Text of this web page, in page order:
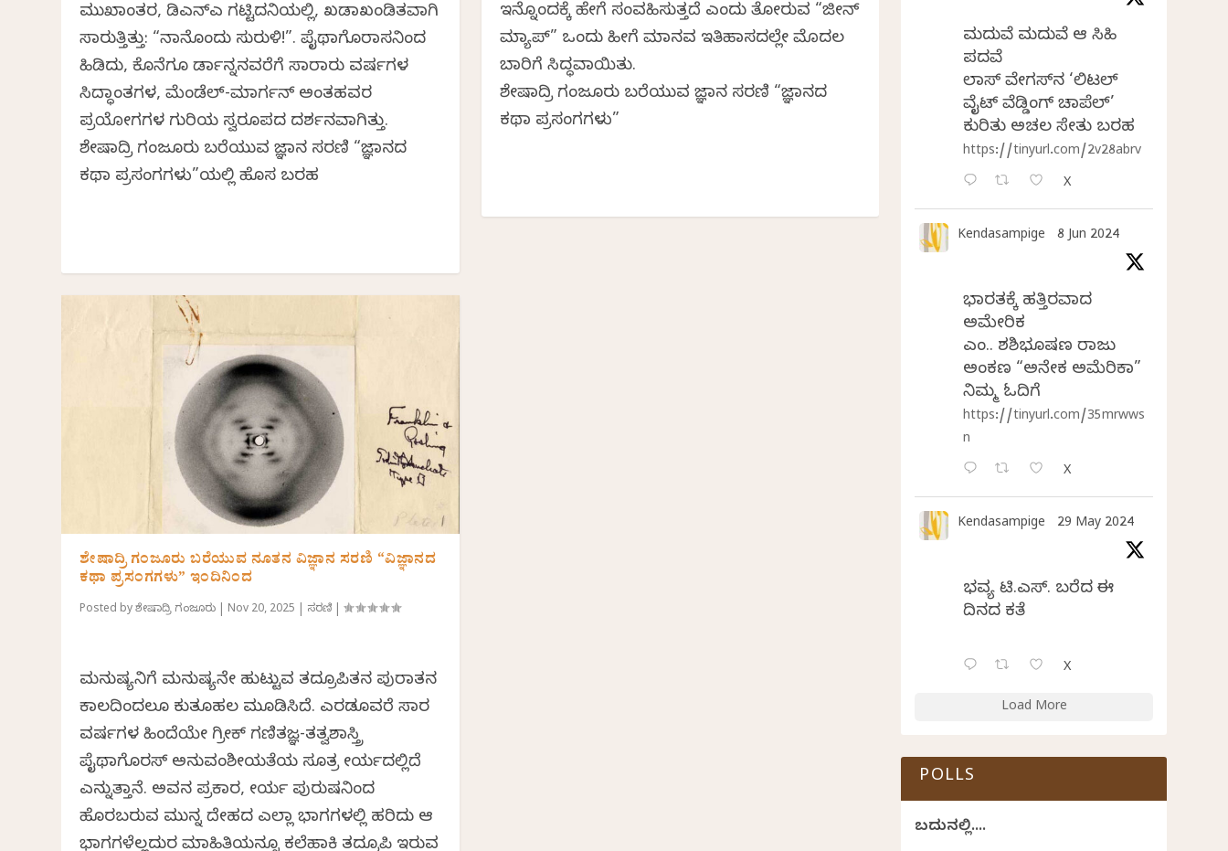
ಮುಖಾಂತರ, ಡಿಎನ್‌ಎ ಗಟ್ಟಿದನಿಯಲ್ಲಿ, ಖಡಾಖಂಡಿತವಾಗಿ
ಸಾರುತ್ತಿತ್ತು: “ನಾನೊಂದು ಸುರುಳಿ!”. ಪೈಥಾಗೊರಾಸನಿಂದ
ಹಿಡಿದು, ಕೊನೆಗೂ ಡಾರ್ವಿನ್ನನವರೆಗೆ ಸಾವಿರಾರು ವರ್ಷಗಳ
ಸಿದ್ಧಾಂತಗಳ, ಮೆಂಡೆಲ್-ಮಾರ್ಗನ್ ಅಂತಹವರ
ಪ್ರಯೋಗಗಳ ಗುರಿಯ ಸ್ವರೂಪದ ದರ್ಶನವಾಗಿತ್ತು.
ಶೇಷಾದ್ರಿ ಗಂಜೂರು ಬರೆಯುವ ವಿಜ್ಞಾನ ಸರಣಿ “ವಿಜ್ಞಾನದ
ಕಥಾ ಪ್ರಸಂಗಗಳು”ಯಲ್ಲಿ ಹೊಸ ಬರಹ
ಶೇಷಾದ್ರಿ ಗಂಜೂರು ಬರೆಯುವ ನೂತನ ವಿಜ್ಞಾನ ಸರಣಿ “ವಿಜ್ಞಾನದ
ಕಥಾ ಪ್ರಸಂಗಗಳು” ಇಂದಿನಿಂದ
Posted byಶೇಷಾದ್ರಿ ಗಂಜೂರು Nov 20, 2025 ಸರಣಿ |
ಮನುಷ್ಯನಿಗೆ ಮನುಷ್ಯನೇ ಹುಟ್ಟುವ ತದ್ರೂಪಿತನ ಪುರಾತನ
ಕಾಲದಿಂದಲೂ ಕುತೂಹಲ ಮೂಡಿಸಿದೆ. ಎರಡೂವರೆ ಸಾವಿರ
ವರ್ಷಗಳ ಹಿಂದೆಯೇ ಗ್ರೀಕ್ ಗಣಿತಜ್ಞ-ತತ್ವಶಾಸ್ತ್ರಿ
ಪೈಥಾಗೊರಸ್ ಅನುವಂಶೀಯತೆಯ ಸೂತ್ರ ವೀರ್ಯದಲ್ಲಿದೆ
ಎನ್ನುತ್ತಾನೆ. ಅವನ ಪ್ರಕಾರ, ವೀರ್ಯ ಪುರುಷನಿಂದ
ಹೊರಬರುವ ಮುನ್ನ ದೇಹದ ಎಲ್ಲಾ ಭಾಗಗಳಲ್ಲಿ ಹರಿದು ಆ
ಭಾಗಗಳೆಲ್ಲದುರ ಮಾಹಿತಿಯನ್ನೂ ಕಲೆಹಾಕಿ ತದ್ರೂಪಿ ಇರುವ
ಇನ್ನೊಂದಕ್ಕೆ ಹೇಗೆ ಸಂವಹಿಸುತ್ತದೆ ಎಂದು ತೋರುವ “ಜೀನ್
ಮ್ಯಾಪ್” ಒಂದು ಹೀಗೆ ಮಾನವ ಇತಿಹಾಸದಲ್ಲೇ ಮೊದಲ
ಬಾರಿಗೆ ಸಿದ್ಧವಾಯಿತು.
ಶೇಷಾದ್ರಿ ಗಂಜೂರು ಬರೆಯುವ ವಿಜ್ಞಾನ ಸರಣಿ “ವಿಜ್ಞಾನದ
ಕಥಾ ಪ್ರಸಂಗಗಳು”
ಮದುವೆ ಮದುವೆ ಆ ಸಿಹಿ
ಪದವೆ
ಲಾಸ್‌ ವೇಗಸ್‌ನ ‘ಲಿಟಲ್
ವೈಟ್ ವೆಡ್ಡಿಂಗ್ ಚಾಪೆಲ್’
ಕುರಿತು ಅಚಲ ಸೇತು ಬರಹ
https://tinyurl.com/2v28abrv
X
Kendasampige 8 Jun 2024
ಭಾರತಕ್ಕೆ ಹತ್ತಿರವಾದ
ಅಮೇರಿಕ
ಎಂ.ವಿ. ಶಶಿಭೂಷಣ ರಾಜು
ಅಂಕಣ “ಅನೇಕ ಅಮೆರಿಕಾ”
ನಿಮ್ಮ ಓದಿಗೆ
https://tinyurl.com/35mrwws
n
X
Kendasampige 29 May 2024
ಭವ್ಯ ಟಿ.ಎಸ್. ಬರೆದ ಈ
ದಿನದ ಕವಿತೆ
X
Load More
POLLS
ಬದುಕಿನಲ್ಲಿ....